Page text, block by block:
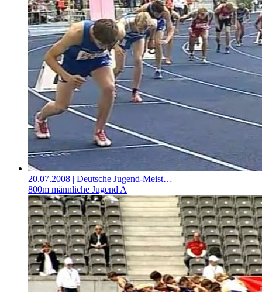
20.07.2008 | Deutsche Jugend-Meist…
800m männliche Jugend A